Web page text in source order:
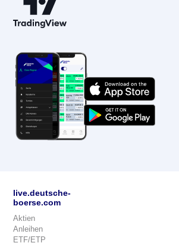
live.deutsche-
boerse.com
Aktien
Anleihen
ETF/ETP